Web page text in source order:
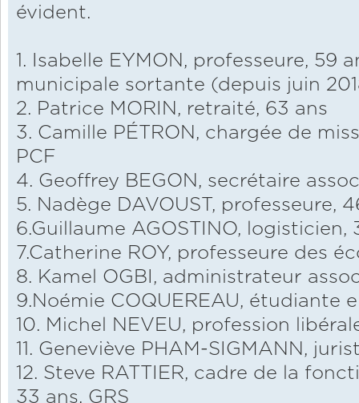
évident.
1. Isabelle EYMON, professeure, 59
municipale sortante (depuis juin
2. Patrice MORIN, retraité, 63 ans
3. Camille PÉTRON, chargée de
PCF
4. Geoffrey BEGON, secrétaire
5. Nadège DAVOUST, professeure,
6.Guillaume AGOSTINO, logisticien,
7.Catherine ROY, professeure des
8. Kamel OGBI, administrateur
9.Noémie COQUEREAU, étudiante
10. Michel NEVEU, profession
11. Geneviève PHAM-SIGMANN,
12. Steve RATTIER, cadre de la
33 ans, GRS